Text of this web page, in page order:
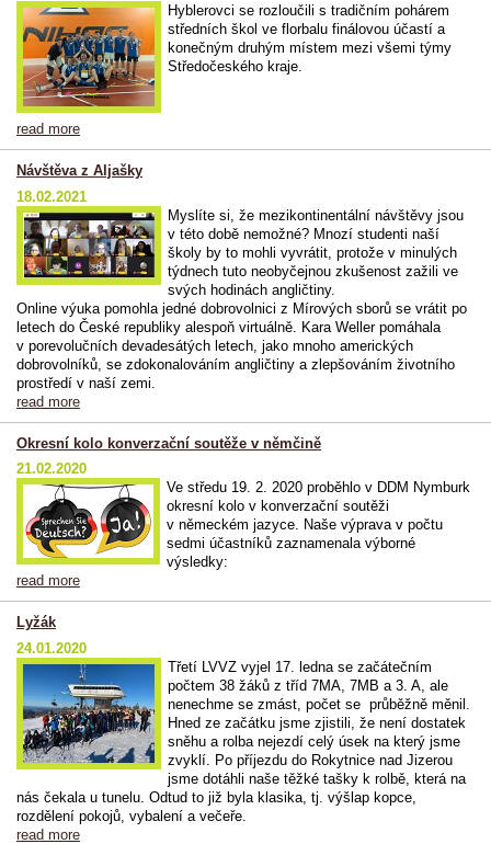
Hyblerovci se rozloučili s tradičním pohárem
středních škol ve florbalu finálovou účastí a
konečným druhým místem mezi všemi týmy
Středočeského kraje.
read more
Návštěva z Aljašky
18.02.2021
Myslíte si, že mezikontinentální návštěvy jsou
v této době nemožné? Mnozí studenti naší
školy by to mohli vyvrátit, protože v minulých
týdnech tuto neobyčejnou zkušenost zažili ve
svých hodinách angličtiny.
Online výuka pomohla jedné dobrovolnici z Mírových sborů se vrátit po
letech do České republiky alespoň virtuálně. Kara Weller pomáhala
v porevolučních devadesátých letech, jako mnoho amerických
dobrovolníků, se zdokonalováním angličtiny a zlepšováním životního
prostředí v naší zemi.
read more
Okresní kolo konverzační soutěže v němčině
21.02.2020
Ve středu 19. 2. 2020 proběhlo v DDM Nymburk
okresní kolo v konverzační soutěži
v německém jazyce. Naše výprava v počtu
sedmi účastníků zaznamenala výborné
výsledky:
read more
Lyžák
24.01.2020
Třetí LVVZ vyjel 17. ledna se začátečním
počtem 38 žáků z tříd 7MA, 7MB a 3. A, ale
nenechme se zmást, počet se průběžně měnil.
Hned ze začátku jsme zjistili, že není dostatek
sněhu a rolba nejezdí celý úsek na který jsme
zvyklí. Po příjezdu do Rokytnice nad Jizerou
jsme dotáhli naše těžké tašky k rolbě, která na
nás čekala u tunelu. Odtud to již byla klasika, tj. výšlap kopce,
rozdělení pokojů, vybalení a večeře.
read more